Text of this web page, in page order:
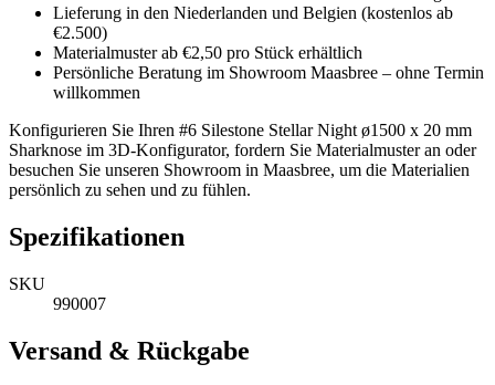
Lieferung in den Niederlanden und Belgien (kostenlos ab
€2.500)
Materialmuster ab €2,50 pro Stück erhältlich
Persönliche Beratung im Showroom Maasbree – ohne Termin
willkommen
Konfigurieren Sie Ihren #6 Silestone Stellar Night ø1500 x 20 mm
Sharknose im 3D-Konfigurator, fordern Sie Materialmuster an oder
besuchen Sie unseren Showroom in Maasbree, um die Materialien
persönlich zu sehen und zu fühlen.
Spezifikationen
SKU
990007
Versand & Rückgabe